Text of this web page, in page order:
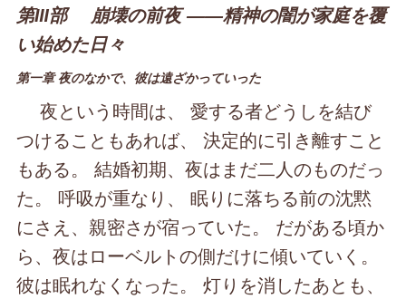
第Ⅲ部 崩壊の前夜 ――精神の闇が家庭を覆
い始めた日々
第一章 夜のなかで、彼は遠ざかっていった
夜という時間は、 愛する者どうしを結び
つけることもあれば、 決定的に引き離すこと
もある。 結婚初期、夜はまだ二人のものだっ
た。 呼吸が重なり、 眠りに落ちる前の沈黙
にさえ、親密さが宿っていた。 だがある頃か
ら、夜はローベルトの側だけに傾いていく。
彼は眠れなくなった。 灯りを消したあとも、